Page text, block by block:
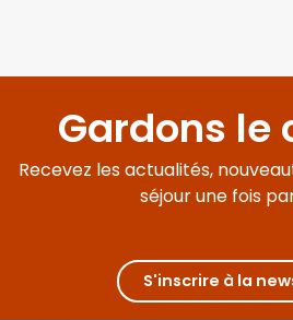
Gardons le
Recevez les actualités,
séjour une fois
S'inscrire à la